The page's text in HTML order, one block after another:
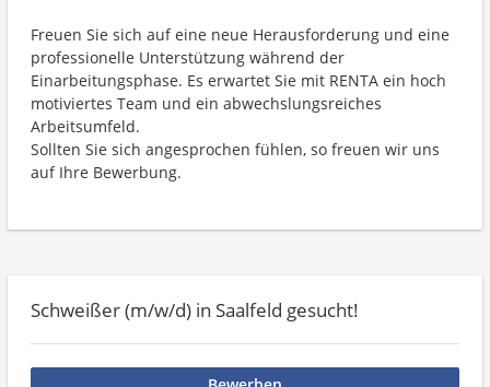
Freuen Sie sich auf eine neue Herausforderung und eine
professionelle Unterstützung während der
Einarbeitungsphase. Es erwartet Sie mit RENTA ein hoch
motiviertes Team und ein abwechslungsreiches
Arbeitsumfeld.
Sollten Sie sich angesprochen fühlen, so freuen wir uns
auf Ihre Bewerbung.
Schweißer (m/w/d) in Saalfeld gesucht!